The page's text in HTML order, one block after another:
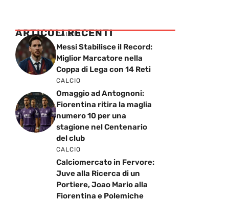
ARTICOLI RECENTI
CALCIO
Messi Stabilisce il Record:
Miglior Marcatore nella
Coppa di Lega con 14 Reti
CALCIO
Omaggio ad Antognoni:
Fiorentina ritira la maglia
numero 10 per una
stagione nel Centenario
del club
CALCIO
Calciomercato in Fervore:
Juve alla Ricerca di un
Portiere, Joao Mario alla
Fiorentina e Polemiche